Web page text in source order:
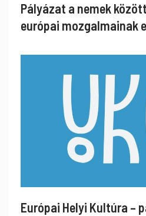
Pályázat a nemek
európai mozgalmainak
Európai Helyi Kultúra –